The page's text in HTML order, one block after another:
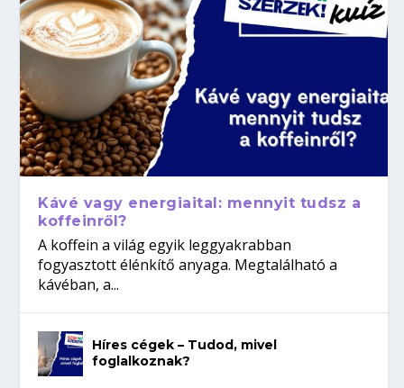
Kávé vagy energiaital: mennyit tudsz a
koffeinről?
A koffein a világ egyik leggyakrabban
fogyasztott élénkítő anyaga. Megtalálható a
kávéban, a...
Híres cégek – Tudod, mivel
foglalkoznak?